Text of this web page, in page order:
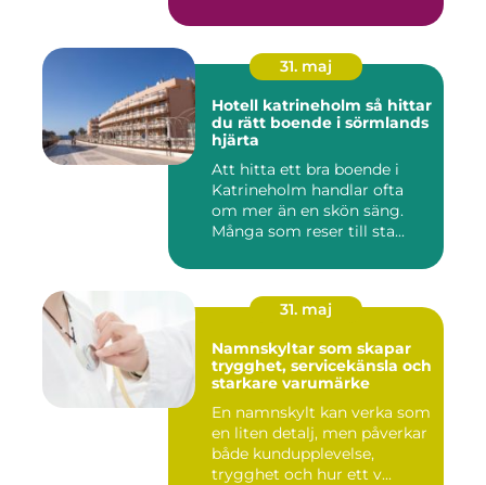
31. maj
Hotell katrineholm så hittar
du rätt boende i sörmlands
hjärta
Att hitta ett bra boende i
Katrineholm handlar ofta
om mer än en skön säng.
Många som reser till sta...
31. maj
Namnskyltar som skapar
trygghet, servicekänsla och
starkare varumärke
En namnskylt kan verka som
en liten detalj, men påverkar
både kundupplevelse,
trygghet och hur ett v...